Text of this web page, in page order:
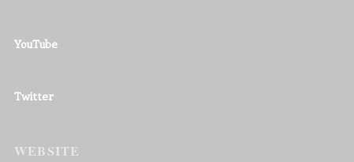
YouTube
Twitter
WEBSITE